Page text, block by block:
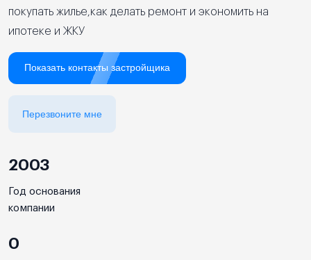
покупать жилье,как делать ремонт и экономить на
ипотеке и ЖКУ
Показать контакты застройщика
Перезвоните мне
2003
Год основания
компании
0